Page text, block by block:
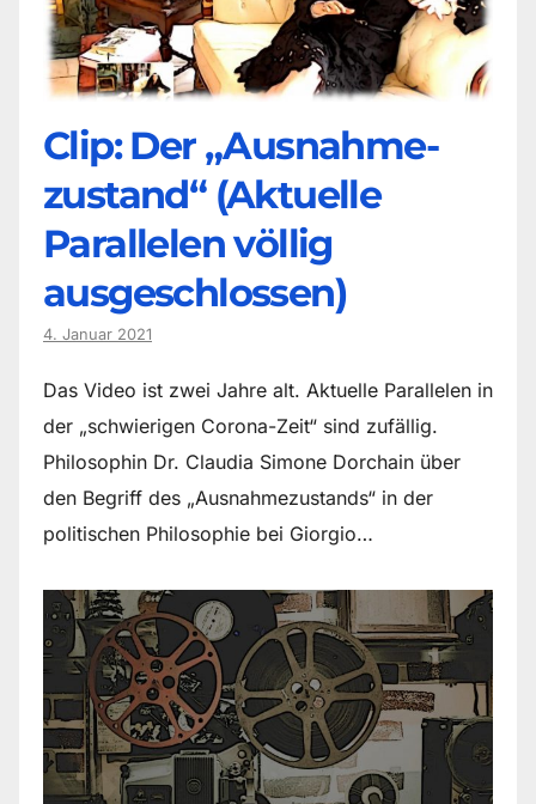
Clip: Der „Ausnahme-
zustand“ (Aktuelle
Parallelen völlig
ausgeschlossen)
4. Januar 2021
Das Video ist zwei Jahre alt. Aktuelle Parallelen in
der „schwierigen Corona-Zeit“ sind zufällig.
Philosophin Dr. Claudia Simone Dorchain über
den Begriff des „Ausnahmezustands“ in der
politischen Philosophie bei Giorgio…